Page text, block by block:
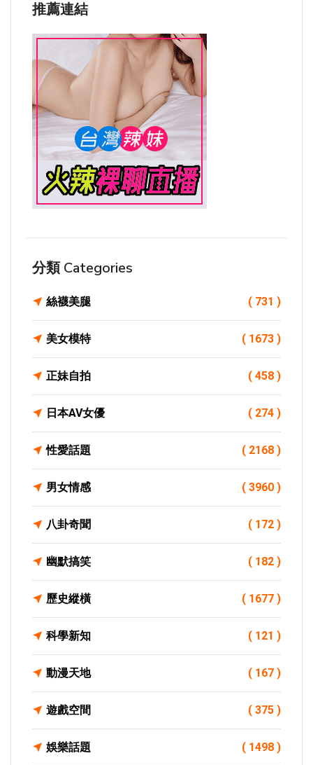
推薦連結
分類 Categories
絲襪美腿 ( 731 )
美女模特 ( 1673 )
正妹自拍 ( 458 )
日本AV女優 ( 274 )
性愛話題 ( 2168 )
男女情感 ( 3960 )
八卦奇聞 ( 172 )
幽默搞笑 ( 182 )
歷史縱橫 ( 1677 )
科學新知 ( 121 )
動漫天地 ( 167 )
遊戲空間 ( 375 )
娛樂話題 ( 1498 )